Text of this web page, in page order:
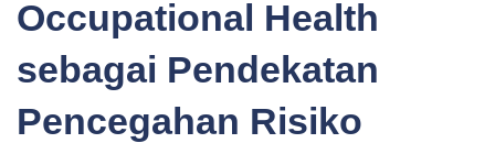
Occupational Health
sebagai Pendekatan
Pencegahan Risiko